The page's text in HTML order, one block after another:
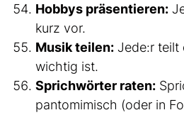
Hobbys präsentieren:
kurz vor.
Musik teilen: Jede:r teilt
wichtig ist.
Sprichwörter raten:
pantomimisch (oder in